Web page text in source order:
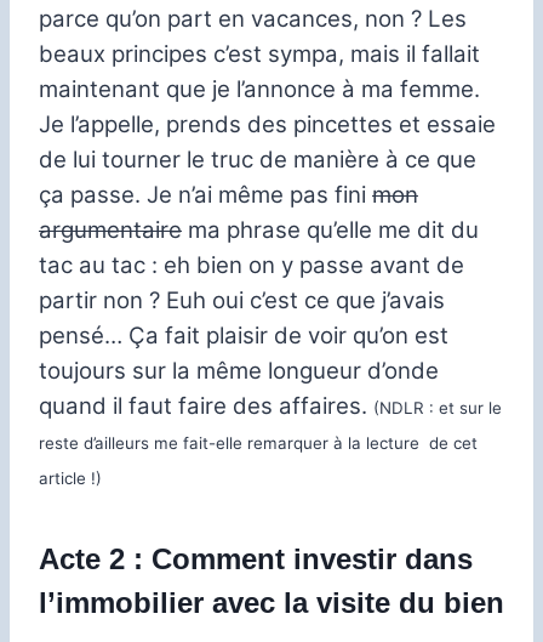
parce qu’on part en vacances, non ? Les
beaux principes c’est sympa, mais il fallait
maintenant que je l’annonce à ma femme.
Je l’appelle, prends des pincettes et essaie
de lui tourner le truc de manière à ce que
ça passe. Je n’ai même pas fini mon
argumentaire ma phrase qu’elle me dit du
tac au tac : eh bien on y passe avant de
partir non ? Euh oui c’est ce que j’avais
pensé… Ça fait plaisir de voir qu’on est
toujours sur la même longueur d’onde
quand il faut faire des affaires. (NDLR : et sur le
reste d’ailleurs me fait-elle remarquer à la lecture de cet
article !)
Acte 2 : Comment investir dans
l’immobilier avec la visite du bien